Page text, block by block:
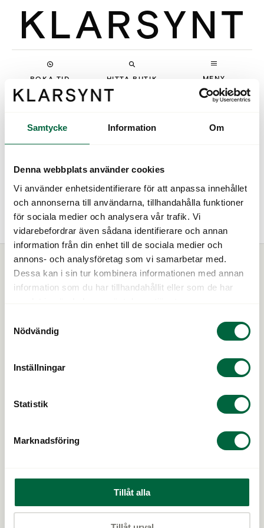
Samtycke Information Om
Denna webbplats använder cookies
Vi använder enhetsidentifierare för att anpassa innehållet
och annonserna till användarna, tillhandahålla funktioner
för sociala medier och analysera vår trafik. Vi
vidarebefordrar även sådana identifierare och annan
information från din enhet till de sociala medier och
annons- och analysföretag som vi samarbetar med.
Dessa kan i sin tur kombinera informationen med annan
information som du har tillhandahållit eller som de har
Nödvändig
Inställningar
Statistik
Marknadsföring
Tillåt alla
BOKA TID HITTA BUTIK MENY
MOSCHINO
Vi är Klarsynt Bli en del av Klarsynt
Kontakta oss
Butiker till salu